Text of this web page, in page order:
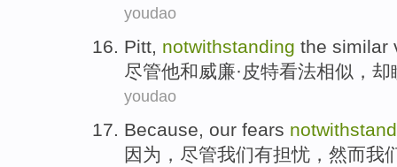
youdao
Pitt, notwithstanding the similar
尽管他和威廉· 皮特看法相似 ，
youdao
Because, our fears
因为 ， 尽管我们有担忧，然而我